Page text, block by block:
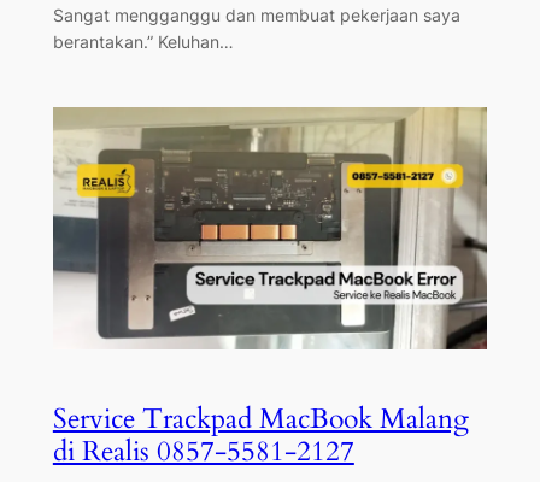
Sangat mengganggu dan membuat pekerjaan saya
berantakan.” Keluhan…
Service Trackpad MacBook Malang
di Realis 0857-5581-2127